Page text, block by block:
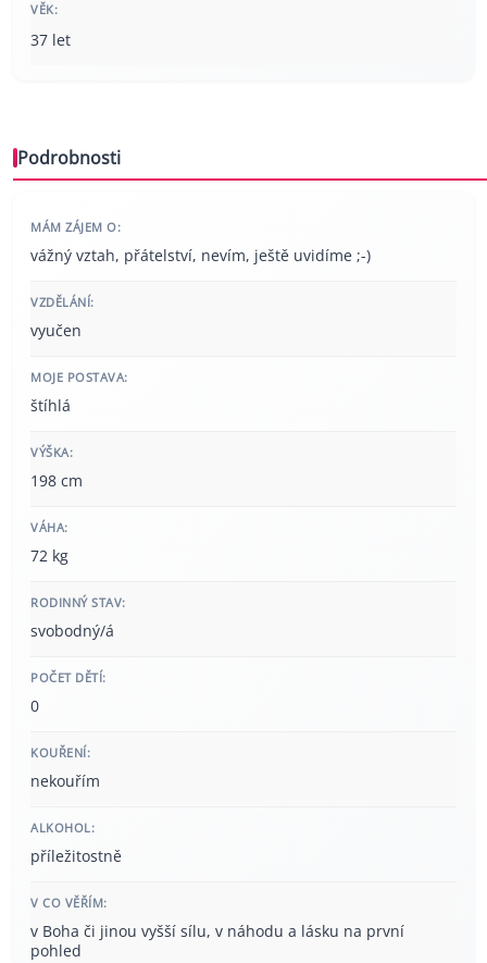
VĚK:
37 let
Podrobnosti
MÁM ZÁJEM O:
vážný vztah, přátelství, nevím, ještě uvidíme ;-)
VZDĚLÁNÍ:
vyučen
MOJE POSTAVA:
štíhlá
VÝŠKA:
198 cm
VÁHA:
72 kg
RODINNÝ STAV:
svobodný/á
POČET DĚTÍ:
0
KOUŘENÍ:
nekouřím
ALKOHOL:
příležitostně
V CO VĚŘÍM:
v Boha či jinou vyšší sílu, v náhodu a lásku na první
pohled